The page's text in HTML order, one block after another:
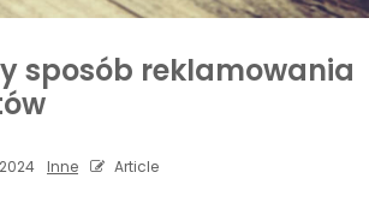
sposób reklamowania
Inne Article